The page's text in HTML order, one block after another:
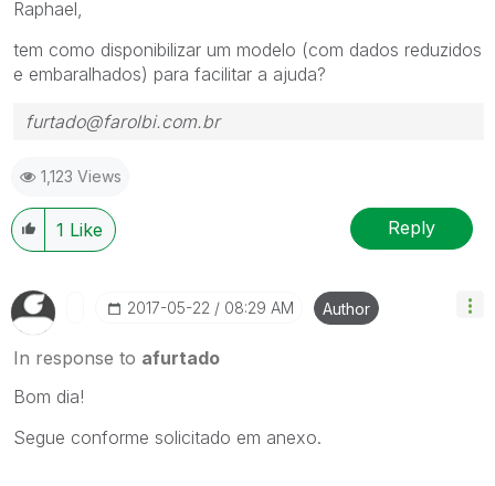
Raphael,
tem como disponibilizar um modelo (com dados reduzidos
e embaralhados) para facilitar a ajuda?
furtado@farolbi.com.br
1,123 Views
1 Like Reply
‎2017-05-22 08:29 AM Author
In response to afurtado
Bom dia!
Segue conforme solicitado em anexo.